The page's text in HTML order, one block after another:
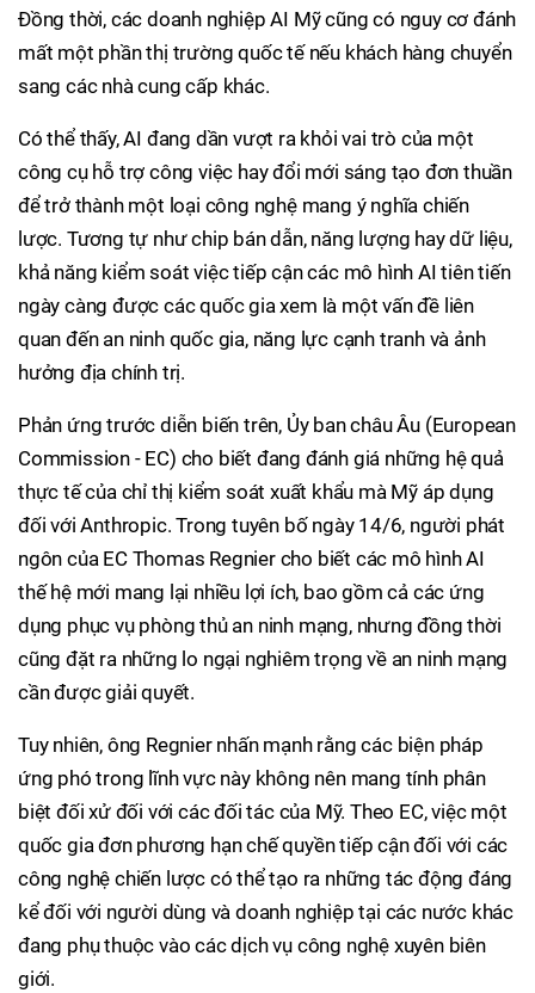
Đồng thời, các doanh nghiệp AI Mỹ cũng có nguy cơ đánh
mất một phần thị trường quốc tế nếu khách hàng chuyển
sang các nhà cung cấp khác.
Có thể thấy, AI đang dần vượt ra khỏi vai trò của một
công cụ hỗ trợ công việc hay đổi mới sáng tạo đơn thuần
để trở thành một loại công nghệ mang ý nghĩa chiến
lược. Tương tự như chip bán dẫn, năng lượng hay dữ liệu,
khả năng kiểm soát việc tiếp cận các mô hình AI tiên tiến
ngày càng được các quốc gia xem là một vấn đề liên
quan đến an ninh quốc gia, năng lực cạnh tranh và ảnh
hưởng địa chính trị.
Phản ứng trước diễn biến trên, Ủy ban châu Âu (European
Commission - EC) cho biết đang đánh giá những hệ quả
thực tế của chỉ thị kiểm soát xuất khẩu mà Mỹ áp dụng
đối với Anthropic. Trong tuyên bố ngày 14/6, người phát
ngôn của EC Thomas Regnier cho biết các mô hình AI
thế hệ mới mang lại nhiều lợi ích, bao gồm cả các ứng
dụng phục vụ phòng thủ an ninh mạng, nhưng đồng thời
cũng đặt ra những lo ngại nghiêm trọng về an ninh mạng
cần được giải quyết.
Tuy nhiên, ông Regnier nhấn mạnh rằng các biện pháp
ứng phó trong lĩnh vực này không nên mang tính phân
biệt đối xử đối với các đối tác của Mỹ. Theo EC, việc một
quốc gia đơn phương hạn chế quyền tiếp cận đối với các
công nghệ chiến lược có thể tạo ra những tác động đáng
kể đối với người dùng và doanh nghiệp tại các nước khác
đang phụ thuộc vào các dịch vụ công nghệ xuyên biên
giới.